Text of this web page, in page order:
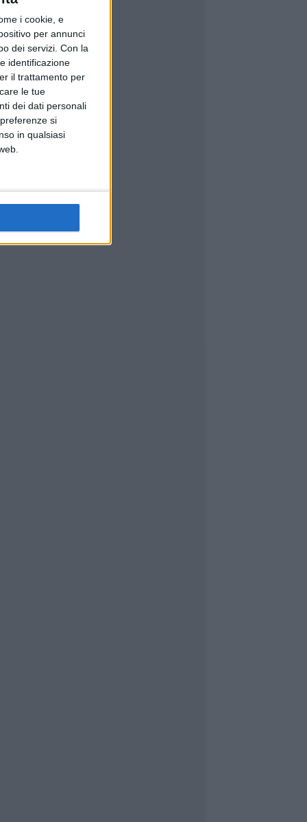
i cookie, e
per annunci
dei servizi. Con la
identificazione
il trattamento per
le tue
dei dati personali
si
in qualsiasi